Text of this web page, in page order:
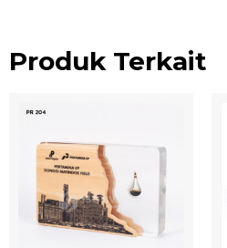
Produk Terkait